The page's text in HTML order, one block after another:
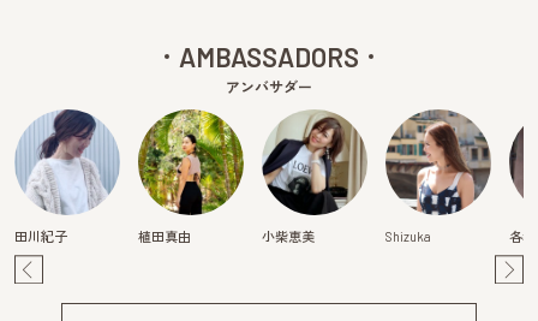
AMBASSADORS
アンバサダー
田川紀子 植田真由 小柴恵美 Shizuka 各